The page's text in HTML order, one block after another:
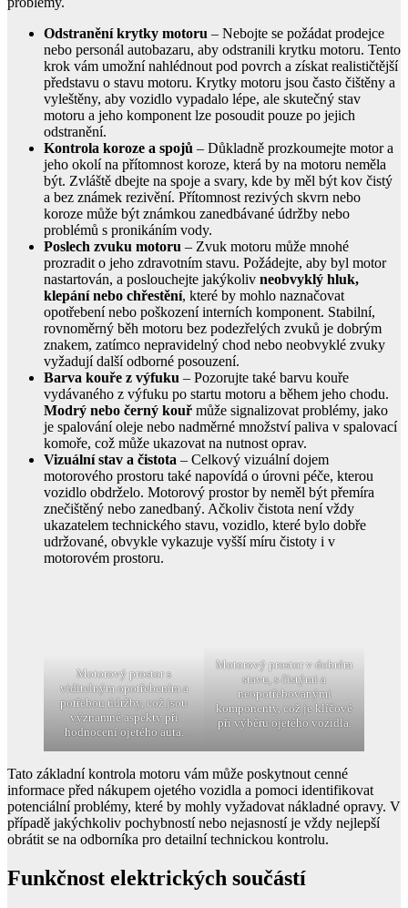
Odstranění krytky motoru – Nebojte se požádat prodejce
nebo personál autobazaru, aby odstranili krytku motoru. Tento
krok vám umožní nahlédnout pod povrch a získat realističtější
představu o stavu motoru. Krytky motoru jsou často čištěny a
vyleštěny, aby vozidlo vypadalo lépe, ale skutečný stav
motoru a jeho komponent lze posoudit pouze po jejich
odstranění.
Kontrola koroze a spojů – Důkladně prozkoumejte motor a
jeho okolí na přítomnost koroze, která by na motoru neměla
být. Zvláště dbejte na spoje a svary, kde by měl být kov čistý
a bez známek rezivění. Přítomnost rezivých skvrn nebo
koroze může být známkou zanedbávané údržby nebo
problémů s pronikáním vody.
Poslech zvuku motoru – Zvuk motoru může mnohé
prozradit o jeho zdravotním stavu. Požádejte, aby byl motor
nastartován, a poslouchejte jakýkoliv neobvyklý hluk,
klepání nebo chřestění, které by mohlo naznačovat
opotřebení nebo poškození interních komponent. Stabilní,
rovnoměrný běh motoru bez podezřelých zvuků je dobrým
znakem, zatímco nepravidelný chod nebo neobvyklé zvuky
vyžadují další odborné posouzení.
Barva kouře z výfuku – Pozorujte také barvu kouře
vydávaného z výfuku po startu motoru a během jeho chodu.
Modrý nebo černý kouř může signalizovat problémy, jako
je spalování oleje nebo nadměrné množství paliva v spalovací
komoře, což může ukazovat na nutnost oprav.
Vizuální stav a čistota – Celkový vizuální dojem
motorového prostoru také napovídá o úrovni péče, kterou
vozidlo obdrželo. Motorový prostor by neměl být přemíra
znečištěný nebo zanedbaný. Ačkoliv čistota není vždy
ukazatelem technického stavu, vozidlo, které bylo dobře
udržované, obvykle vykazuje vyšší míru čistoty i v
motorovém prostoru.
Motorový prostor s
viditelným opotřebením a
potřebou údržby, což jsou
významné aspekty při
hodnocení ojetého auta.
Motorový prostor v dobrém
stavu, s čistými a
neopotřebovanými
komponenty, což je klíčové
při výběru ojetého vozidla.
Tato základní kontrola motoru vám může poskytnout cenné
informace před nákupem ojetého vozidla a pomoci identifikovat
potenciální problémy, které by mohly vyžadovat nákladné opravy. V
případě jakýchkoliv pochybností nebo nejasností je vždy nejlepší
obrátit se na odborníka pro detailní technickou kontrolu.
Funkčnost elektrických součástí